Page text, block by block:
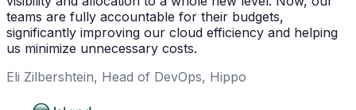
teams are fully accountable for their budgets,
significantly improving our cloud efficiency and helping
us minimize unnecessary costs.
Eli Zilbershtein, Head of DevOps, Hippo